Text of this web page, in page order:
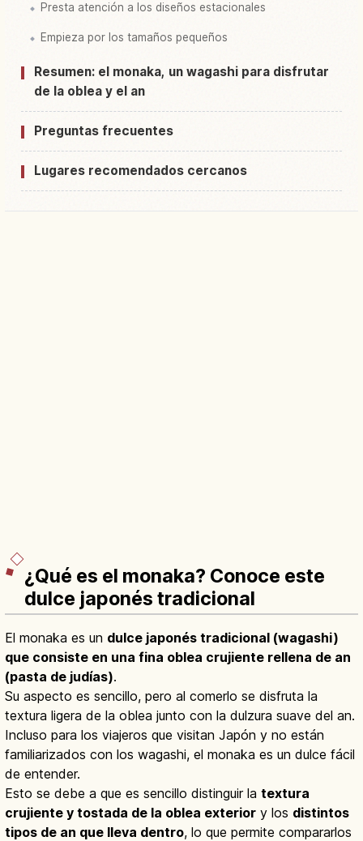
Presta atención a los diseños estacionales
Empieza por los tamaños pequeños
Resumen: el monaka, un wagashi para disfrutar
de la oblea y el an
Preguntas frecuentes
Lugares recomendados cercanos
¿Qué es el monaka? Conoce este
dulce japonés tradicional
El monaka es un dulce japonés tradicional (wagashi)
que consiste en una fina oblea crujiente rellena de an
(pasta de judías).
Su aspecto es sencillo, pero al comerlo se disfruta la
textura ligera de la oblea junto con la dulzura suave del an.
Incluso para los viajeros que visitan Japón y no están
familiarizados con los wagashi, el monaka es un dulce fácil
de entender.
Esto se debe a que es sencillo distinguir la textura
crujiente y tostada de la oblea exterior y los distintos
tipos de an que lleva dentro, lo que permite compararlos